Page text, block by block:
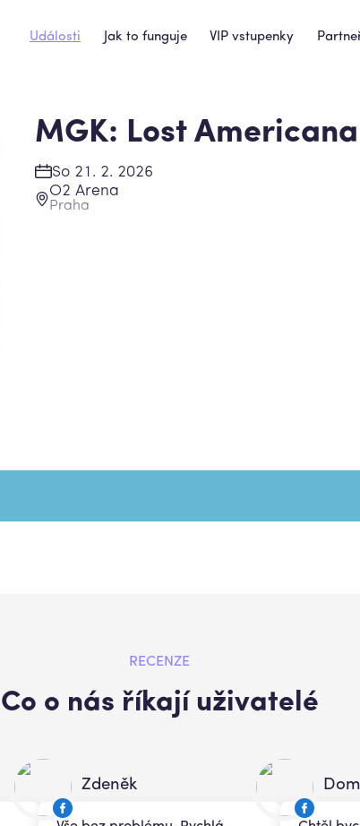
Události Jak to funguje VIP vstupenky
MGK: Lost
So 21. 2. 2026
O2 Arena
Praha
RECENZE
Co o nás říkají uživatelé
Zdeněk